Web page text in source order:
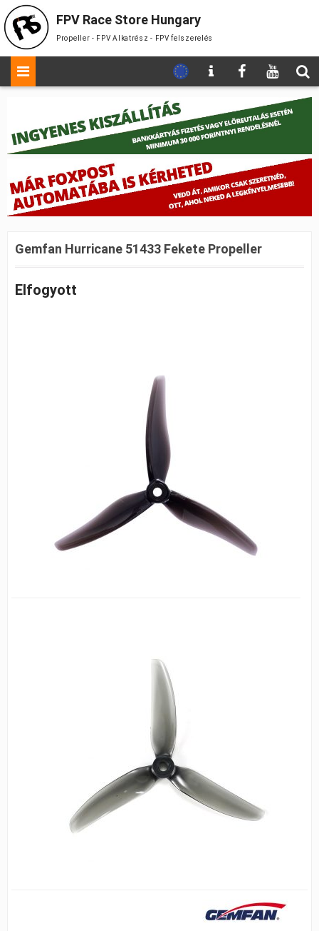
FPV Race Store Hungary
Propeller - FPV Alkatrész - FPV felszerelés
Gemfan Hurricane 51433 Fekete Propeller
Elfogyott